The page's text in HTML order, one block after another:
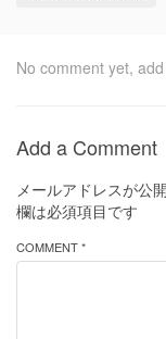
No comment yet,
Add a Comment
メールアドレスが公
欄は必須項目です
COMMENT *